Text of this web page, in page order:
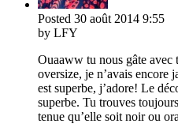
Posted 30 août 2014 9:55
by LFY
Ouaaww tu nous gâte avec
oversize, je n’avais encore
est superbe, j’adore! Le
superbe. Tu trouves
tenue qu’elle soit noir ou